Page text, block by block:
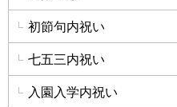
初節句内祝い
七五三内祝い
入園入学内祝い